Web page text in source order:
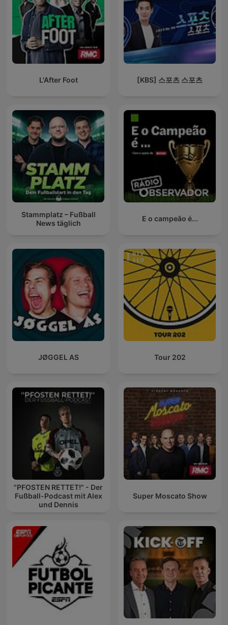
L'After Foot [KBS] 스포츠 스포츠
Stammplatz – Fußball
News täglich
E o campeão é...
JØGGEL AS Tour 202
"PFOSTEN RETTET!" - Der
Fußball-Podcast mit Alex
und Dennis
Super Moscato Show